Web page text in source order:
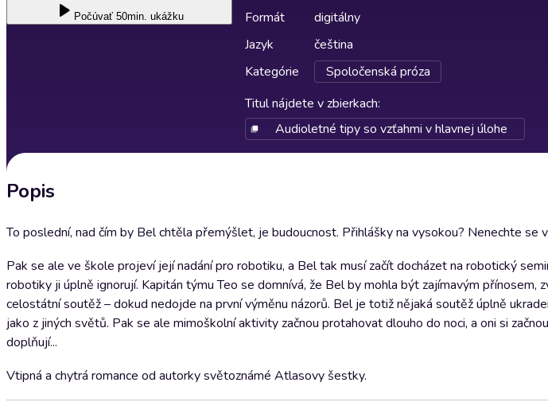
Počúvať 50min. ukážku
Formát
digitálny
Jazyk
čeština
Kategórie
Spoločenská próza
Titul nájdete v zbierkach:
Audioletné tipy so vzťahmi v hlavnej úlohe
Popis
To poslední, nad čím by Bel chtěla přemýšlet, je budoucnost. Přihlášky na vysokou? Nenechte se
Pak se ale ve škole projeví její nadání pro robotiku, a Bel tak musí začít docházet na robotický
robotiky ji úplně ignorují. Kapitán týmu Teo se domnívá, že Bel by mohla být zajímavým přínosem,
celostátní soutěž – dokud nedojde na první výměnu názorů. Bel je totiž nějaká soutěž úplně
jako z jiných světů. Pak se ale mimoškolní aktivity začnou protahovat dlouho do noci, a oni si
doplňují...
Vtipná a chytrá romance od autorky světoznámé Atlasovy šestky.